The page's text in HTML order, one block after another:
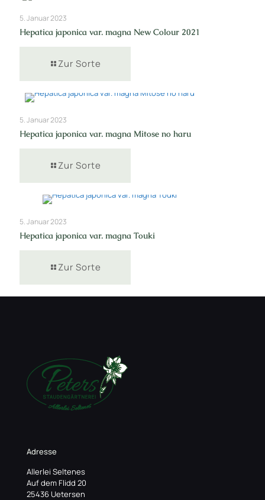
5. Januar 2023
Hepatica japonica var. magna New Colour 2021
Zur Sorte
5. Januar 2023
Hepatica japonica var. magna Mitose no haru
Zur Sorte
5. Januar 2023
Hepatica japonica var. magna Touki
Zur Sorte
Adresse
Allerlei Seltenes
Auf dem Flidd 20
25436 Uetersen